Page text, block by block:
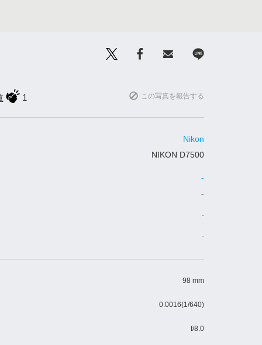
1 この写真を報告する
Nikon
NIKON D7500
-
-
-
-
98 mm
0.0016(1/640)
f/8.0